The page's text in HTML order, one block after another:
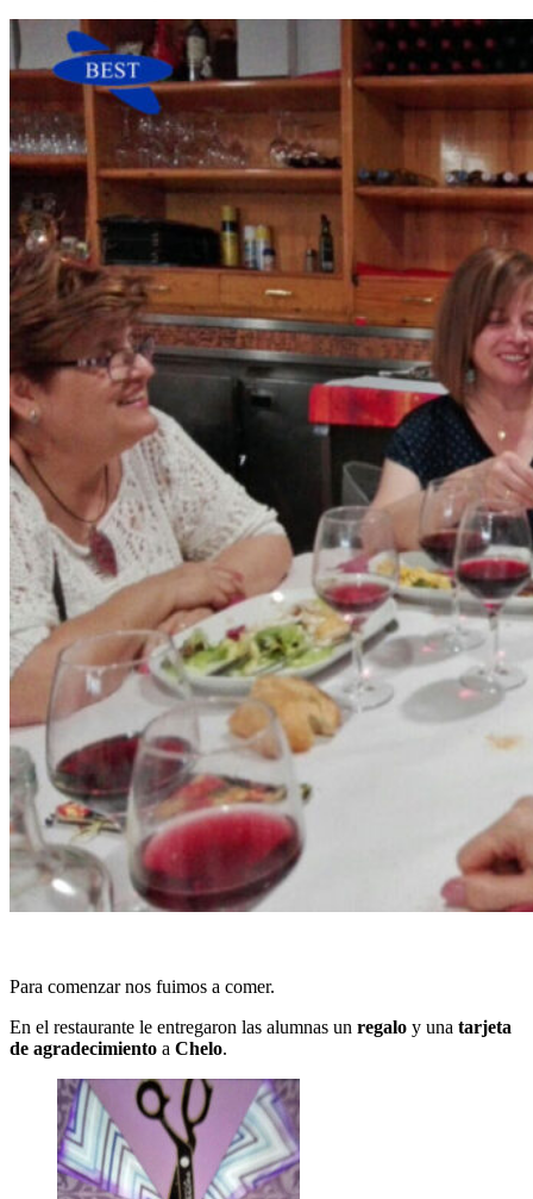
Para comenzar nos fuimos a comer.
En el restaurante le entregaron las alumnas un regalo y una tarjeta
de agradecimiento a Chelo.